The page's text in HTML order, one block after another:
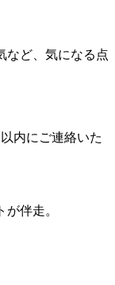
など、気になる点
内にご連絡いた
伴走。